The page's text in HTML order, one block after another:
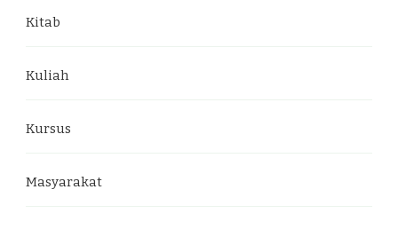
Kitab
Kuliah
Kursus
Masyarakat